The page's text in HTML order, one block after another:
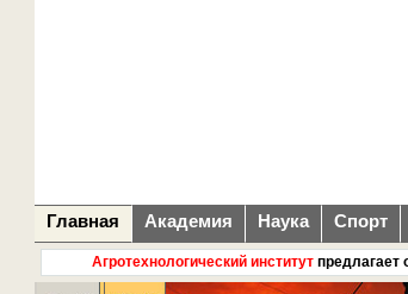
Главная Академия Наука Спорт
Агротехнологический институтпредлагает